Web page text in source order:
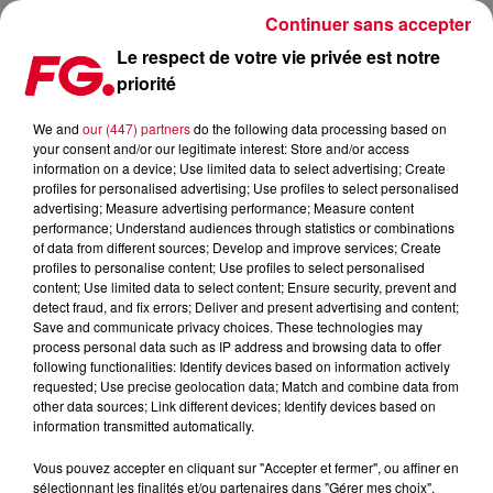
LE NOUVEAU SINGLE DE SYNAPSON !
Publié : 10 février 2020 à 10h32 par Christophe HUBERT
Le respect de votre vie privée est notre
priorité
We and our (447) partnersdo the following data processing based on
your consent and/or our legitimate interest: Store and/or access
information on a device; Use limited data to select advertising; Create
profiles for personalised advertising; Use profiles to select personalised
advertising; Measure advertising performance; Measure content
performance; Understand audiences through statistics or combinations
of data from different sources; Develop and improve services; Create
profiles to personalise content; Use profiles to select personalised
content; Use limited data to select content; Ensure security, prevent and
detect fraud, and fix errors; Deliver and present advertising and content;
Save and communicate privacy choices. These technologies may
process personal data such as IP address and browsing data to offer
following functionalities: Identify devices based on information actively
requested; Use precise geolocation data; Match and combine data from
other data sources; Link different devices; Identify devices based on
information transmitted automatically.
Vous pouvez accepter en cliquant sur "Accepter et fermer", ou affiner en
sélectionnant les finalités et/ou partenaires dans "Gérer mes choix".
Continuer sans accepter